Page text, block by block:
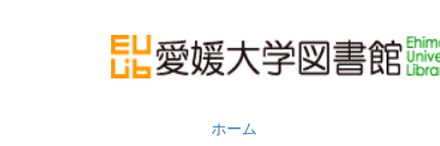
ホーム